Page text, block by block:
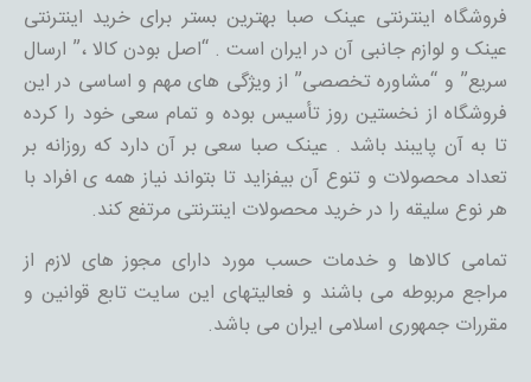
فروشگاه اینترنتی عینک صبا بهترین بستر برای خرید اینترنتی
عینک و لوازم جانبی آن در ایران است . “اصل بودن کالا ،” ارسال
سریع” و “مشاوره تخصصی” از ویژگی های مهم و اساسی در این
فروشگاه از نخستین روز تأسیس بوده و تمام سعی خود را کرده
تا به آن پایبند باشد . عینک صبا سعی بر آن دارد که روزانه بر
تعداد محصولات و تنوع آن بیفزاید تا بتواند نیاز همه ی افراد با
هر نوع سلیقه را در خرید محصولات اینترنتی مرتفع کند.
تمامی کالاها و خدمات حسب مورد دارای مجوز های لازم از
مراجع مربوطه می باشند و فعالیتهای این سایت تابع قوانین و
مقررات جمهوری اسلامی ایران می باشد.